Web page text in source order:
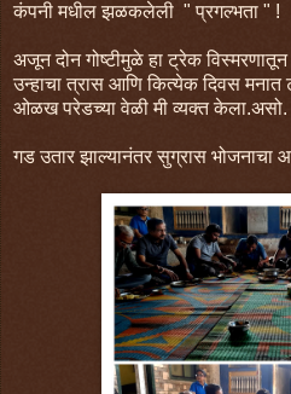
कंपनी मधील झळकलेली " प्रगल्भता " !
अजून दोन गोष्टीमुळे हा ट्रेक
उन्हाचा त्रास आणि कित्येक दिवस
ओळख परेडच्या वेळी मी व्यक्त केला.असो.
गड उतार झाल्यानंतर सुग्रास भोजनाचा